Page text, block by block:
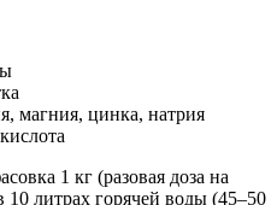
магния, цинка, натрия
1 кг (разовая доза на
10 литрах горячей воды (45–50